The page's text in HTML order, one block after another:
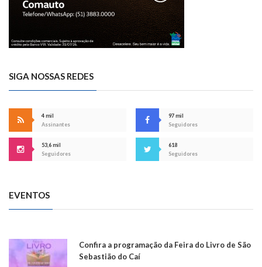
SIGA NOSSAS REDES
4 mil
Assinantes
97 mil
Seguidores
53,6 mil
Seguidores
618
Seguidores
EVENTOS
Confira a programação da Feira do Livro de São
Sebastião do Caí